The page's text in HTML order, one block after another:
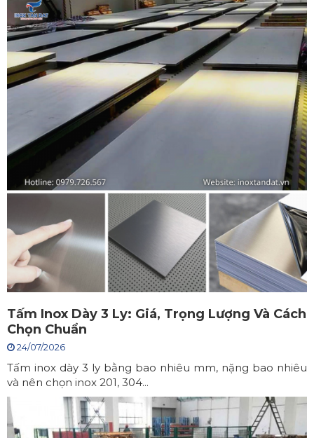
Tấm Inox Dày 3 Ly: Giá, Trọng Lượng Và Cách
Chọn Chuẩn
24/07/2026
Tấm inox dày 3 ly bằng bao nhiêu mm, nặng bao nhiêu
và nên chọn inox 201, 304...